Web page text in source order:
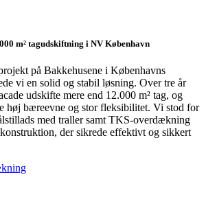
m² tagudskiftning i NV København
på Bakkehusene i Københavns
vi en solid og stabil løsning. Over tre år
udskifte mere end 12.000 m² tag, og
høj bæreevne og stor fleksibilitet. Vi stod for
med traller samt TKS-overdækning
der sikrede effektivt og sikkert